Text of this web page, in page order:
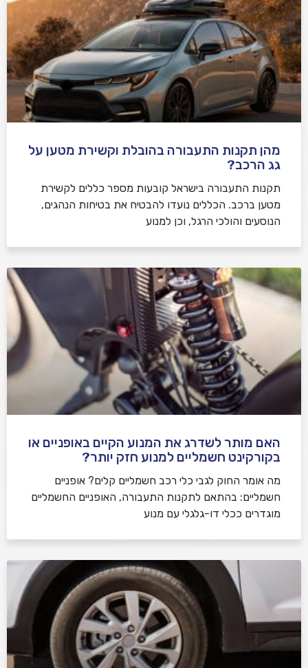
מהן תקנות התעבורה בהובלת וקשירת מטען על
גג הרכב?
תקנות התעבורה בישראל קובעות מספר כללים לקשירת
מטען ברכב. הכללים נועדו להבטיח את בטיחות הנהגים,
הנוסעים והולכי הרגל, וכן למנוע
האם מותר לשדרג את המנוע הקיים באופניים או
בקורקינט חשמליים למנוע חזק יותר?
מה אומר החוק לגבי כלי רכב חשמליים קלים? אופניים
חשמליים: בהתאם לתקנות התעבורה, האופניים החשמליים
מוגדרים ככלי דו-גלגלי עם מנוע